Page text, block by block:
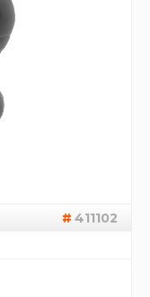
411102